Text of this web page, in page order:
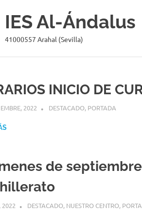
IES Al-Ándalus
41000557 Arahal (Sevilla)
INICIO DE
2022 MANUEL GONZÁLEZ
DESTACADO, PORTADA
de septiembre
2022 MANUEL GONZÁLEZ
DESTACADO, NUESTRO CENTRO,